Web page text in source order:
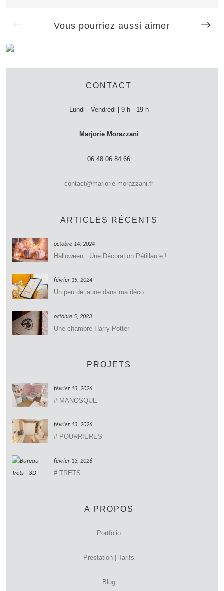
Vous pourriez aussi aimer
CONTACT
Lundi - Vendredi | 9 h - 19 h
Marjorie Morazzani
06 48 06 84 66
contact@marjorie-morazzani.fr
ARTICLES RÉCENTS
octobre 14, 2024
Halloween : Une Décoration Pétillante !
février 15, 2024
Un peu de jaune dans ma déco…
octobre 5, 2023
Une chambre Harry Potter
PROJETS
février 13, 2026
# MANOSQUE
février 13, 2026
# POURRIERES
février 13, 2026
# TRETS
A PROPOS
Portfolio
Prestation | Tarifs
Blog